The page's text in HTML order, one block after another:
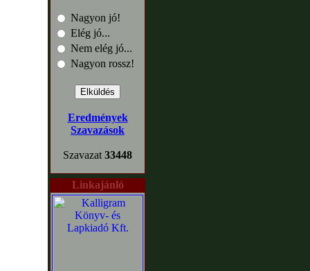
Nagyon jó!
Elég jó...
Nem elég jó...
Nagyon rossz!
Eredmények
Szavazások
Szavazat 33448
Linkajánló